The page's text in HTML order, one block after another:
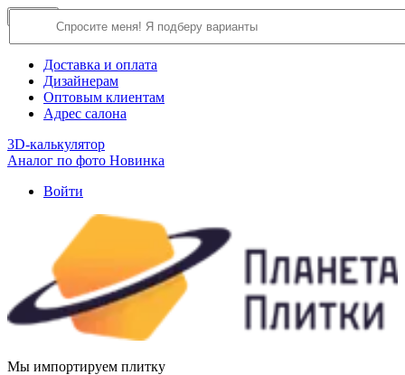
О компании
Доставка и оплата
Дизайнерам
Оптовым клиентам
Адрес салона
3D-калькулятор
Аналог по фото Новинка
Войти
Мы импортируем плитку